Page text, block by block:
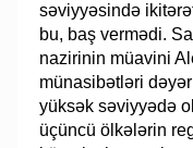
səviyyəsində
bu, baş vermədi.
nazirinin müavini
münasibətləri
yüksək səviyyədə
üçüncü ölkələrin